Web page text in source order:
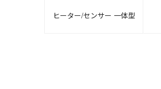
ヒーター/センサー 一体型